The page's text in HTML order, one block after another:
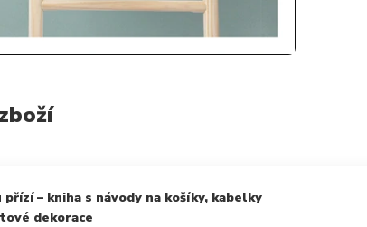
– kniha s návody na košíky, kabelky
dekorace